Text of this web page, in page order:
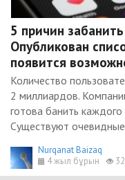
5 причин
Опубликован
появится
Количество
2 миллиардов.
готова банить
Существуют
Nurqanat Baizaq
4 жыл бұрын